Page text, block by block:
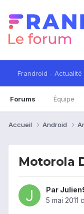
Frandroid - Actualité
Forums Équipe
Accueil Android
Motorola
Par
5 mai 2011